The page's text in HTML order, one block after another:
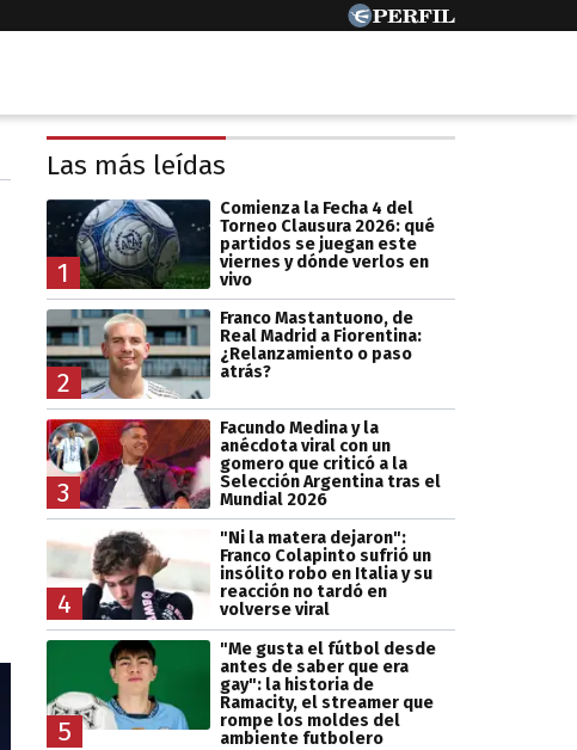
Las más leídas
1
Comienza la Fecha 4 del
Torneo Clausura 2026: qué
partidos se juegan este
viernes y dónde verlos en
vivo
2
Franco Mastantuono, de
Real Madrid a Fiorentina:
¿Relanzamiento o paso
atrás?
3
Facundo Medina y la
anécdota viral con un
gomero que criticó a la
Selección Argentina tras el
Mundial 2026
4
"Ni la matera dejaron":
Franco Colapinto sufrió un
insólito robo en Italia y su
reacción no tardó en
volverse viral
5
"Me gusta el fútbol desde
antes de saber que era
gay": la historia de
Ramacity, el streamer que
rompe los moldes del
ambiente futbolero